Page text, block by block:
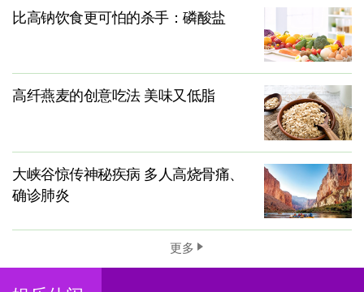
比高钠饮食更可怕的杀手：磷酸盐
高纤燕麦的创意吃法 美味又低脂
大峡谷惊传神秘疾病 多人高烧骨痛、
确诊肺炎
更多